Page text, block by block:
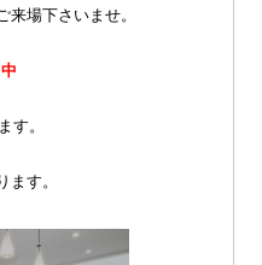
場下さいませ。
す。
す。